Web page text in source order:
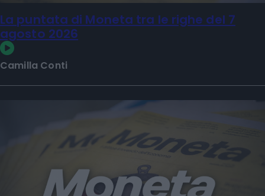
La puntata di Moneta tra le righe del 7
agosto 2026
Camilla Conti